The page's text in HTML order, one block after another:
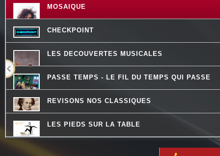
MOSAIQUE
CHECKPOINT
LES DECOUVERTES MUSICALES
PASSE TEMPS - LE FIL DU TEMPS QUI PASSE
REVISONS NOS CLASSIQUES
LES PIEDS SUR LA TABLE